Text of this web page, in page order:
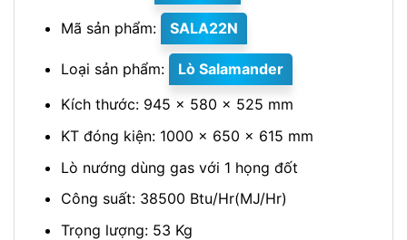
Mã sản phẩm: SALA22N
Loại sản phẩm:
Lò Salamander
Kích thước: 945 x 580 x 525 mm
KT đóng kiện: 1000 x 650 x 615 mm
Lò nướng dùng gas với 1 họng đốt
Công suất: 38500 Btu/Hr(MJ/Hr)
Trọng lượng: 53 Kg